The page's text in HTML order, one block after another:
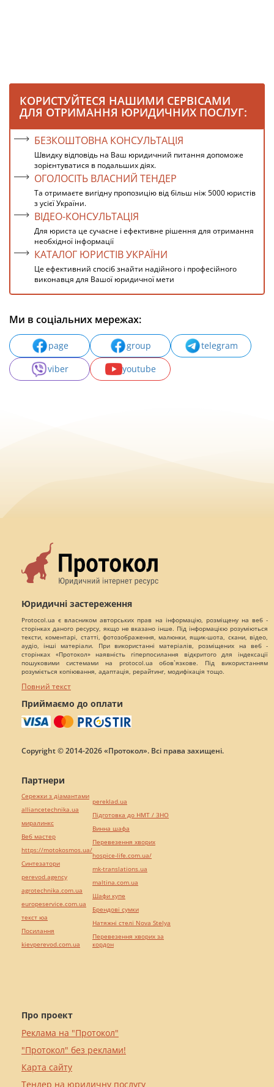
КОРИСТУЙТЕСЯ НАШИМИ СЕРВІСАМИ
ДЛЯ ОТРИМАННЯ ЮРИДИЧНИХ ПОСЛУГ:
БЕЗКОШТОВНА КОНСУЛЬТАЦІЯ
Швидку відповідь на Ваш юридичний питання допоможе
зорієнтуватися в подальших діях.
ОГОЛОСІТЬ ВЛАСНИЙ ТЕНДЕР
Та отримаєте вигідну пропозицію від більш ніж 5000 юристів
з усієї України.
ВІДЕО-КОНСУЛЬТАЦІЯ
Для юриста це сучасне і ефективне рішення для отримання
необхідної інформації
КАТАЛОГ ЮРИСТІВ УКРАЇНИ
Це ефективний спосіб знайти надійного і професійного
виконавця для Вашої юридичної мети
Ми в соціальних мережах:
page group
telegram
viber
youtube
Юридичні застереження
Protocol.ua є власником авторських прав на інформацію, розміщену на веб -
сторінках даного ресурсу, якщо не вказано інше. Під інформацією розуміються
тексти, коментарі, статті, фотозображення, малюнки, ящик-шота, скани, відео,
аудіо, інші матеріали. При використанні матеріалів, розміщених на веб -
сторінках «Протокол» наявність гіперпосилання відкритого для індексації
пошуковими системами на protocol.ua обов`язкове. Під використанням
розуміється копіювання, адаптація, рерайтинг, модифікація тощо.
Повний текст
Приймаємо до оплати
Copyright © 2014-2026 «Протокол». Всі права захищені.
Про проект
Реклама на "Протокол"
"Протокол" без реклами!
Карта сайту
Тендер на юридичну послугу
Партнери
Сережки з діамантами
alliancetechnika.ua
миралинкс
Веб мастер
https://motokosmos.ua/
Синтезатори
perevod.agency
agrotechnika.com.ua
europeservice.com.ua
текст юа
Посилання
kievperevod.com.ua
pereklad.ua
Підготовка до НМТ / ЗНО
Винна шафа
Перевезення хворих
hospice-life.com.ua/
mk-translations.ua
maltina.com.ua
Шафи купе
Брендові сумки
Натяжні стелі Nova Stelya
Перевезення хворих за
кордон